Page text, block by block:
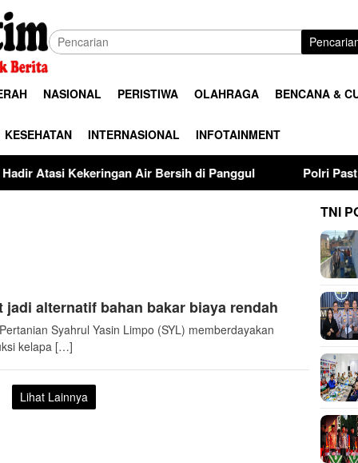
NASIONAL PERISTIWA OLAHRAGA BENCANA &
KESEHATAN INTERNASIONAL INFOTAINMENT
Air Bersih di Panggul Polri Pastikan Proses
jadi alternatif bahan bakar biaya rendah
Syahrul Yasin Limpo (SYL) memberdayakan
kelapa […]
Lihat Lainnya
TNI